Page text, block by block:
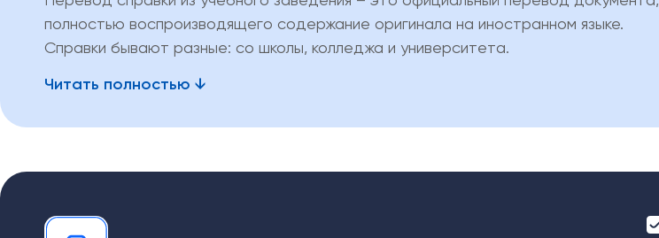
полностью воспроизводящего содержание оригинала на иностранном языке.
Справки бывают разные: со школы, колледжа и университета.
Читать полностью